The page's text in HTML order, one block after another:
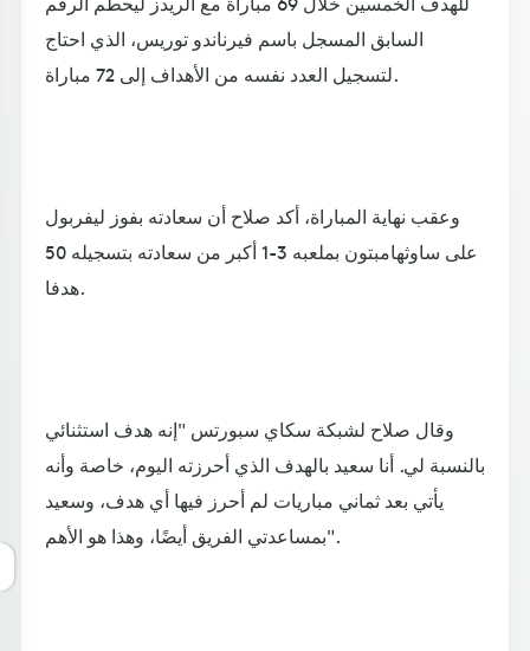
السابق المسجل باسم فيرناندو توريس، الذي احتاج
لتسجيل العدد نفسه من الأهداف إلى 72 مباراة.
وعقب نهاية المباراة، أكد صلاح أن سعادته بفوز ليفربول
على ساوثهامبتون بملعبه 3-1 أكبر من سعادته بتسجيله 50
هدفا.
وقال صلاح لشبكة سكاي سبورتس "إنه هدف استثنائي
بالنسبة لي. أنا سعيد بالهدف الذي أحرزته اليوم، خاصة وأنه
يأتي بعد ثماني مباريات لم أحرز فيها أي هدف، وسعيد
بمساعدتي الفريق أيضًا، وهذا هو الأهم".